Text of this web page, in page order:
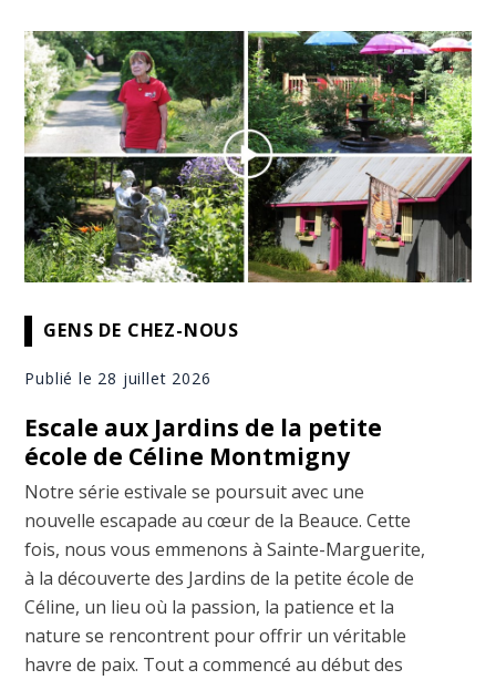
GENS DE CHEZ-NOUS
Publié le 28 juillet 2026
Escale aux Jardins de la petite
école de Céline Montmigny
Notre série estivale se poursuit avec une
nouvelle escapade au cœur de la Beauce. Cette
fois, nous vous emmenons à Sainte-Marguerite,
à la découverte des Jardins de la petite école de
Céline, un lieu où la passion, la patience et la
nature se rencontrent pour offrir un véritable
havre de paix. Tout a commencé au début des